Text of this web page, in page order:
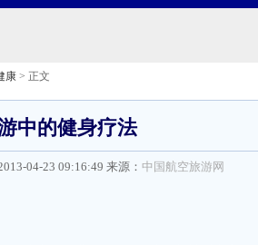
康 > 正文
中的健身疗法
04-23 09:16:49 来源： 中国航空旅游网